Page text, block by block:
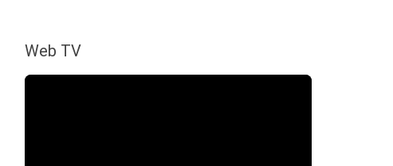
Web TV